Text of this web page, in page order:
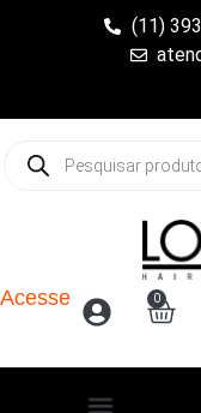
(11)
Acesse 0